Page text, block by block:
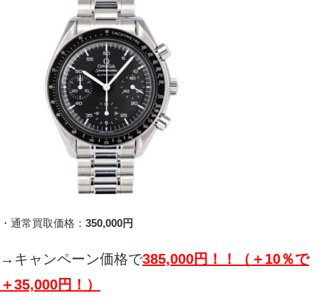
・通常買取価格： 350,000円
→キャンペーン価格で385,000円！！（＋10％で
＋35,000円！）